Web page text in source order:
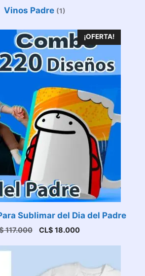
Vinos Padre (1)
¡OFERTA!
Sublimar del Dia del Padre
117.000
El
CL$ 117.000.
CL$ 18.000El
CL$ 18.000.